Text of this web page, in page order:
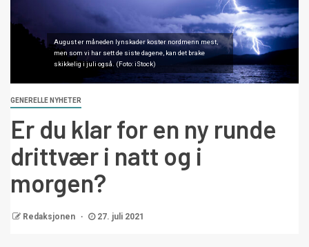
August er måneden lynskader koster nordmenn mest,
men som vi har sett de siste dagene, kan det brake
skikkelig i juli også. (Foto: iStock)
GENERELLE NYHETER
Er du klar for en ny runde
drittvær i natt og i
morgen?
Redaksjonen 27. juli 2021